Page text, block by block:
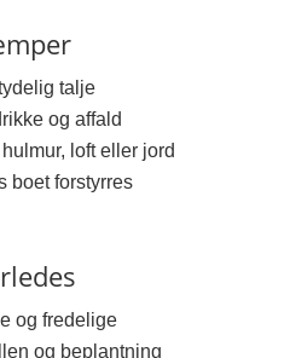
talje
og affald
loft eller jord
boet forstyrres
og fredelige
og beplantning